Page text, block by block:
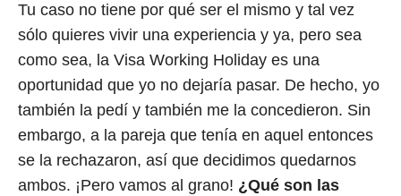
Tu caso no tiene por qué ser el mismo y tal vez
sólo quieres vivir una experiencia y ya, pero sea
como sea, la Visa Working Holiday es una
oportunidad que yo no dejaría pasar. De hecho, yo
también la pedí y también me la concedieron. Sin
embargo, a la pareja que tenía en aquel entonces
se la rechazaron, así que decidimos quedarnos
ambos. ¡Pero vamos al grano! ¿Qué son las